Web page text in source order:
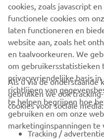
Wees de eerste die meer te
speciale evenementen,
Lees ons privacybeleid om te
gegevens verwerken:
Netherlands (Dutch)
cookies, zoals javascript
functionele cookies om
laten functioneren en
website aan, zoals het
en taalvoorkeuren. We
om gebruikersstatistieken
privacyvriendelijke basis
richtlijnen van
te helpen begrijpen hoe
gebruiken en om onze
marketinginspanningen te
Als u via de
gebruiken we ook
cookies voor sociale media:
Tracking /